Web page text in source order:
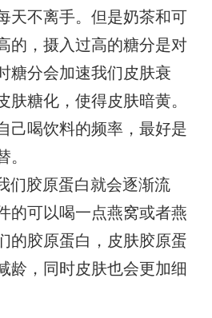
天不离手。但是奶茶和可
的，摄入过高的糖分是对
糖分会加速我们皮肤衰
肤糖化，使得皮肤暗黄。
己喝饮料的频率，最好是
。
们胶原蛋白就会逐渐流
的可以喝一点燕窝或者燕
的胶原蛋白，皮肤胶原蛋
龄，同时皮肤也会更加细